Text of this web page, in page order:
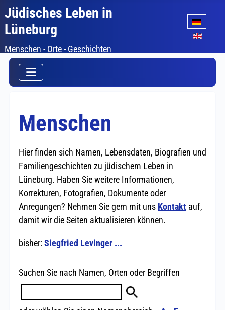
Jüdisches Leben in
Lüneburg
Menschen - Orte - Geschichten
Sprache